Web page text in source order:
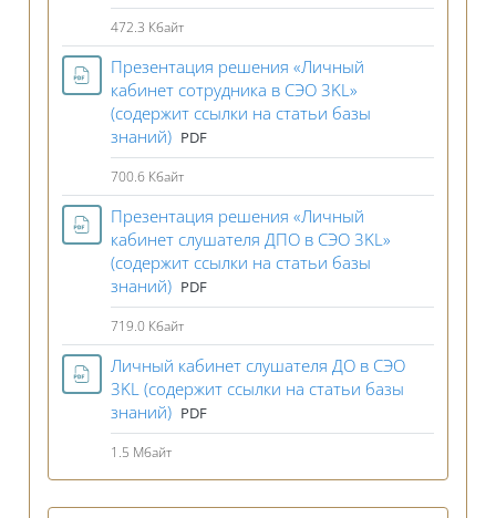
472.3 Кбайт
Презентация решения «Личный
кабинет сотрудника в СЭО 3KL»
(содержит ссылки на статьи базы
знаний) Файл
PDF
700.6 Кбайт
Презентация решения «Личный
кабинет слушателя ДПО в СЭО 3KL»
(содержит ссылки на статьи базы
знаний) Файл
PDF
719.0 Кбайт
Личный кабинет слушателя ДО в СЭО
3KL (содержит ссылки на статьи базы
знаний) Файл
PDF
1.5 Мбайт